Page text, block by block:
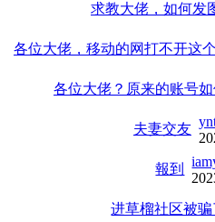
求教大佬，如何发
各位大佬，移动的网打不开这
各位大佬？原来的账号
夫妻交友
報到
进草榴社区被